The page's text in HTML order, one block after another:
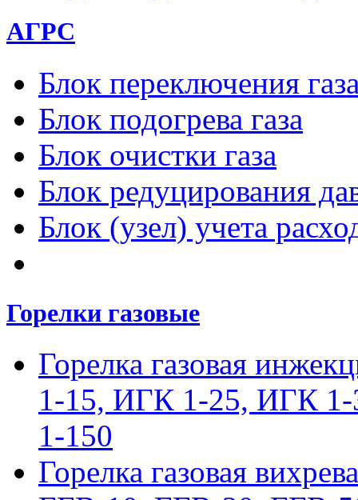
АГРС
Блок переключения
Блок подогрева газа
Блок очистки газа
Блок редуцирования
Блок (узел) учета
Горелки газовые
Горелка газовая
1-15, ИГК 1-25, ИГК
1-150
Горелка газовая